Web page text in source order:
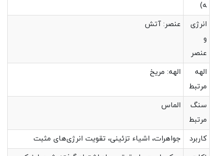
ه)
انرژی
و
عنصر
عنصر: آتش
الهه
مرتبط
الهه: مریخ
سنگ
مرتبط
الماس
کاربرد
جواهرات، اشیاء تزئینی، تقویت انرژی‌های مثبت